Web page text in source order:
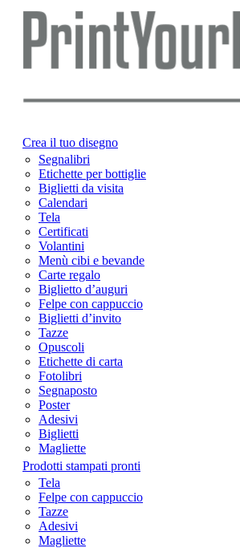
Crea il tuo disegno
Segnalibri
Etichette per bottiglie
Biglietti da visita
Calendari
Tela
Certificati
Volantini
Menù cibi e bevande
Carte regalo
Biglietto d’auguri
Felpe con cappuccio
Biglietti d’invito
Tazze
Opuscoli
Etichette di carta
Fotolibri
Segnaposto
Poster
Adesivi
Biglietti
Magliette
Prodotti stampati pronti
Tela
Felpe con cappuccio
Tazze
Adesivi
Magliette